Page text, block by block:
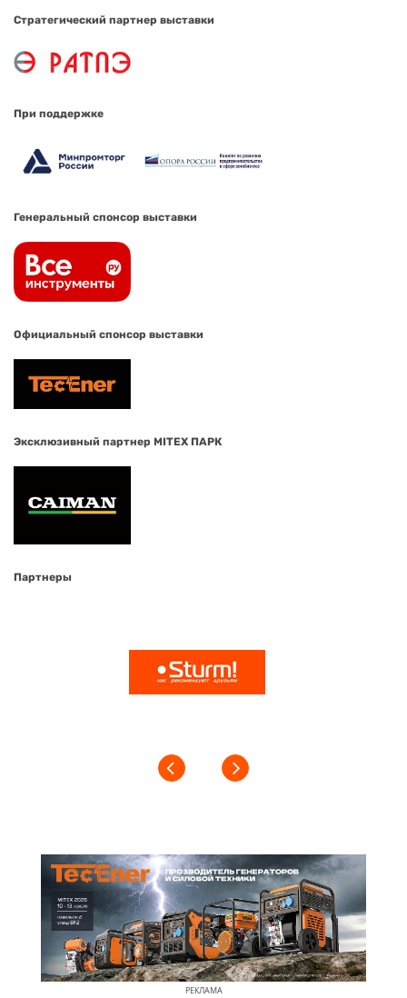
Стратегический партнер выставки
При поддержке
Генеральный спонсор выставки
Официальный спонсор выставки
Эксклюзивный партнер MITEX ПАРК
Партнеры
РЕКЛАМА